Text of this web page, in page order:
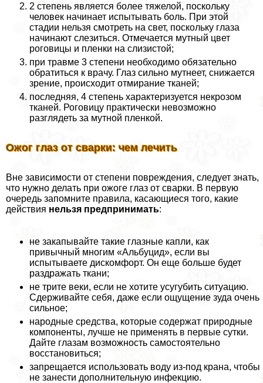
2 степень является более тяжелой, поскольку
человек начинает испытывать боль. При этой
стадии нельзя смотреть на свет, поскольку глаза
начинают слезиться. Отмечается мутный цвет
роговицы и пленки на слизистой;
при травме 3 степени необходимо обязательно
обратиться к врачу. Глаз сильно мутнеет, снижается
зрение, происходит отмирание тканей;
последняя, 4 степень хаpaктеризуется некрозом
тканей. Роговицу пpaктически невозможно
разглядеть за мутной пленкой.
Ожог глаз от сварки: чем лечить
Вне зависимости от степени повреждения, следует знать,
что нужно делать при ожоге глаз от сварки. В первую
очередь запомните правила, касающиеся того, какие
действия нельзя предпринимать:
не закапывайте такие глазные капли, как
привычный многим «Альбуцид», если вы
испытываете дискомфорт. Он еще больше будет
раздражать ткани;
не трите веки, если не хотите усугубить ситуацию.
Сдерживайте себя, даже если ощущение зуда очень
сильное;
народные средства, которые содержат природные
компоненты, лучше не применять в первые сутки.
Дайте глазам возможность самостоятельно
восстановиться;
запрещается использовать воду из-под крана, чтобы
не занести дополнительную инфекцию.